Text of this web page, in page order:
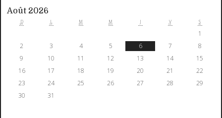
Août 2026
D L M M J V S
1
2
3 4 5 6 7
8
9
10 11 12 13 14
15
16
17 18 19 20 21
22
23
24 25 26 27 28
29
30
31